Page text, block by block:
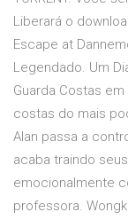
Liberará o
Escape at
Legendado. Um
Guarda Costas
costas do mais
Alan passa a
acaba traindo
emocionalmente
professora.